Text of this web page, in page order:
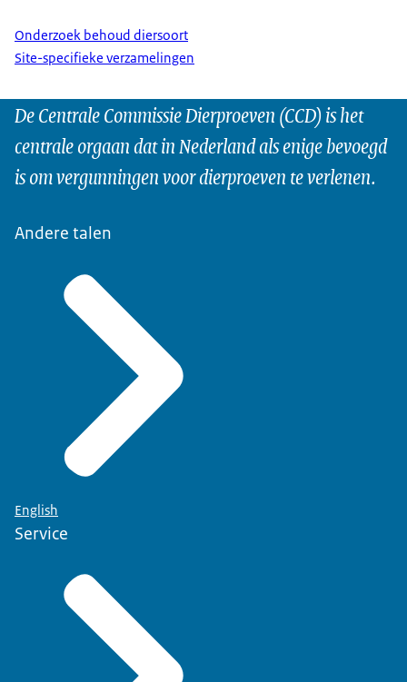
Onderzoek behoud diersoort
Site-specifieke verzamelingen
De Centrale Commissie Dierproeven (CCD) is het
centrale orgaan dat in Nederland als enige bevoegd
is om vergunningen voor dierproeven te verlenen.
Andere talen
English
Service